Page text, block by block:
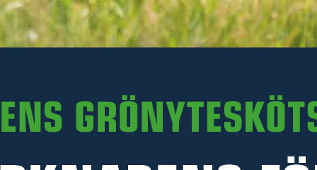
Art. nr 21-KW500
PRODUKTINFORMATION
FILMER